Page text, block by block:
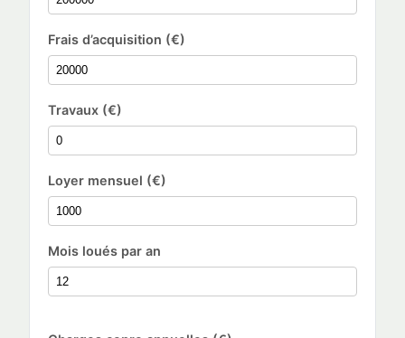
Frais d’acquisition (€)
Travaux (€)
Loyer mensuel (€)
Mois loués par an